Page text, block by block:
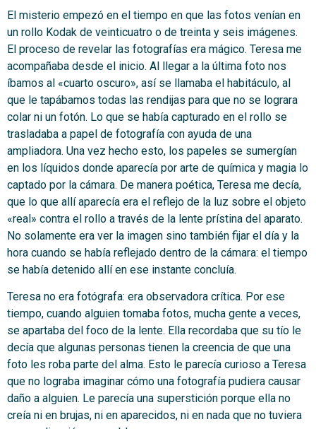
El misterio empezó en el tiempo en que las fotos venían en
un rollo Kodak de veinticuatro o de treinta y seis imágenes.
El proceso de revelar las fotografías era mágico. Teresa me
acompañaba desde el inicio. Al llegar a la última foto nos
íbamos al «cuarto oscuro», así se llamaba el habitáculo, al
que le tapábamos todas las rendijas para que no se lograra
colar ni un fotón. Lo que se había capturado en el rollo se
trasladaba a papel de fotografía con ayuda de una
ampliadora. Una vez hecho esto, los papeles se sumergían
en los líquidos donde aparecía por arte de química y magia lo
captado por la cámara. De manera poética, Teresa me decía,
que lo que allí aparecía era el reflejo de la luz sobre el objeto
«real» contra el rollo a través de la lente prístina del aparato.
No solamente era ver la imagen sino también fijar el día y la
hora cuando se había reflejado dentro de la cámara: el tiempo
se había detenido allí en ese instante concluía.
Teresa no era fotógrafa: era observadora crítica. Por ese
tiempo, cuando alguien tomaba fotos, mucha gente a veces,
se apartaba del foco de la lente. Ella recordaba que su tío le
decía que algunas personas tienen la creencia de que una
foto les roba parte del alma. Esto le parecía curioso a Teresa
que no lograba imaginar cómo una fotografía pudiera causar
daño a alguien. Le parecía una superstición porque ella no
creía ni en brujas, ni en aparecidos, ni en nada que no tuviera